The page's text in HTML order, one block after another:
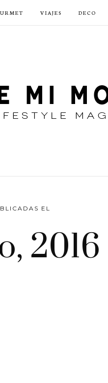
VIAJES DECO
EL
2016